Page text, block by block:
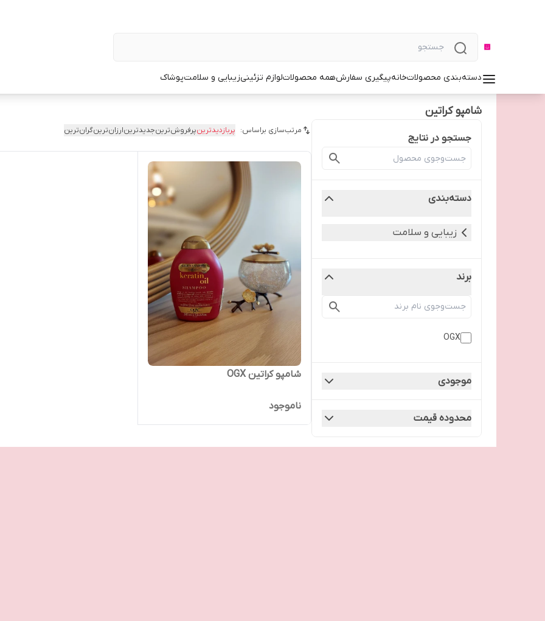
دسته‌بندی محصولاتخانهپیگیری سفارشهمه محصولاتلوازم تزئینیزیبایی و سلامتپوشاک
شامپو کراتین
جستجو در نتایج
دسته‌بندی
زیبایی و سلامت
برند
OGX
موجودی
محدوده قیمت
مرتب‌سازی براساس: پربازدیدترینپرفروش‌ترینجدیدترینارزان‌ترینگران‌ترین
شامپو کراتین OGX
ناموجود